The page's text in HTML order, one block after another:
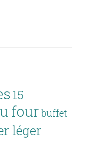
15
fourbuffet
léger